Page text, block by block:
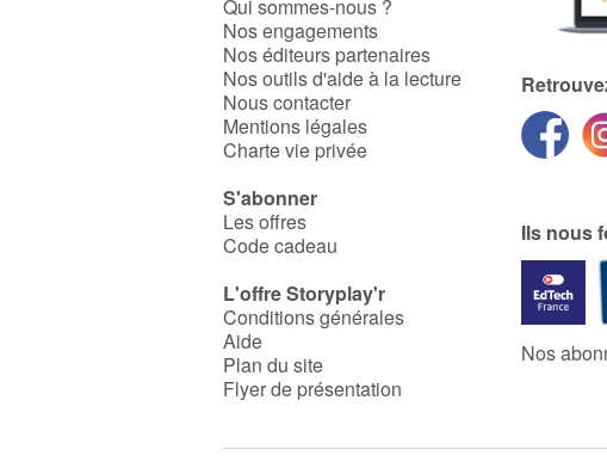
Qui sommes-nous ?
Nos engagements
Nos éditeurs partenaires
Nos outils d'aide à la lecture
Nous contacter
Mentions légales
Charte vie privée
S'abonner
Les offres
Code cadeau
L'offre Storyplay'r
Conditions générales
Aide
Plan du site
Flyer de présentation
Ils nous
Nos